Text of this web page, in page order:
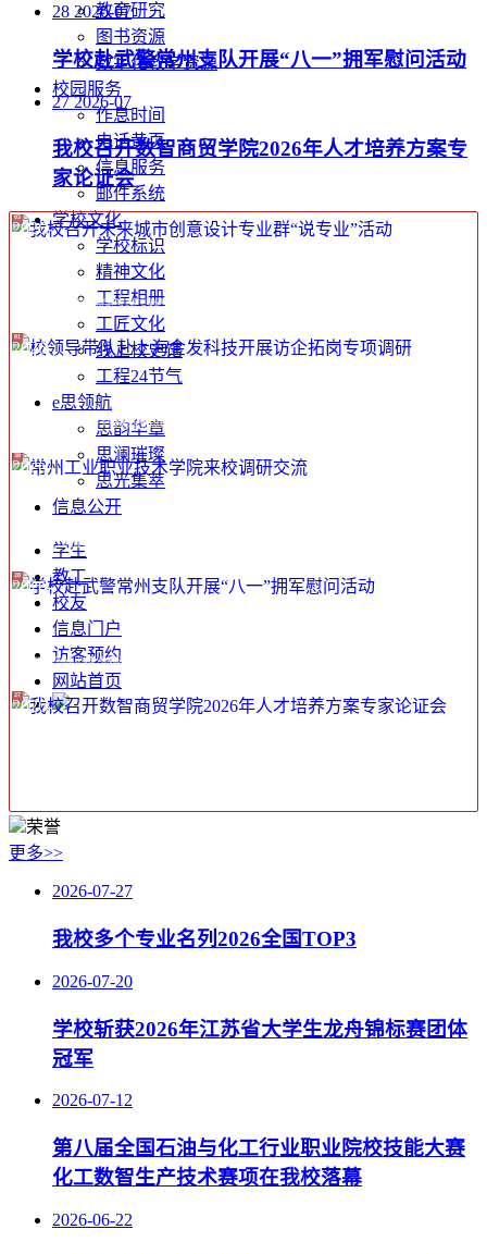
教育研究
图书资源
数字化教学资源
校园服务
作息时间
电话黄页
信息服务
邮件系统
学校文化
学校标识
精神文化
工程相册
工匠文化
线上校史馆
工程24节气
e思领航
思韵华章
思澜璀璨
思光集萃
信息公开
学生
教工
校友
信息门户
访客预约
网站首页
28 2026-07
学校赴武警常州支队开展“八一”拥军慰问活动
27 2026-07
我校召开数智商贸学院2026年人才培养方案专
家论证会
03
2026-
为深入贯彻落实《高等职业学校办学能力评价实施方案（2025—2030年）》，扎实推进学校办学能力评价工作，全面检验专业建设成效，8月2日下午，我校在天
工楼3楼中厅召开未来城市创意设计专业群“说专业”专项活动。江苏麦点文化传媒有限公司董事长秦
01
2026-
为深化产教融合，拓宽毕业生就业渠道，精准对接企业人才需求，7月31日，党委委员、副校长周勇率队赴上海金发科技发展有限公司开展“访企拓岗促就业”专
项调研，围绕校企协同育人、人才培养方案优化进行深度交流。金发科技华东公司副总经理李晟、人力资源部
30
2026-
处等部门负责人参加座谈。基国林对王志华校长一行的到访表示热烈欢迎，他交流分享了现阶段我校发展的基
28
2026-
为传承拥军优属优良传统，厚植军地鱼水情谊，八一建军节前夕，党委委员、副校长徐黎明，人武部部长蒋文嵘、副部长黄正兵一行赴武警常州支队开展拥军慰
问活动，部队领导热情接待了慰问组一行。座谈会上，徐黎明代表学校向支队全体官兵致以节日问候，对部队长期
27
2026-
荣誉
更多>>
2026-07-27
我校多个专业名列2026全国TOP3
2026-07-20
学校斩获2026年江苏省大学生龙舟锦标赛团体
冠军
2026-07-12
第八届全国石油与化工行业职业院校技能大赛
化工数智生产技术赛项在我校落幕
2026-06-22